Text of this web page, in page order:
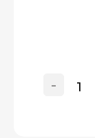
-